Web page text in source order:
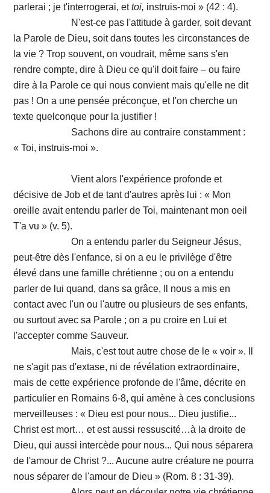
parlerai ; je t'interrogerai, ettoi, instruis-moi » (42 : 4).
N'est-ce pas l'attitude à garder, soit devant
la Parole de Dieu, soit dans toutes les circonstances de
la vie ? Trop souvent, on voudrait, même sans s'en
rendre compte, dire à Dieu ce qu'il doit faire – ou faire
dire à la Parole ce qui nous convient mais qu'elle ne dit
pas ! On a une pensée préconçue, et l'on cherche un
texte quelconque pour la justifier !
Sachons dire au contraire constamment :
« Toi, instruis-moi ».
Vient alors l'expérience profonde et
décisive de Job et de tant d'autres après lui : « Mon
oreille avait entendu parler de Toi, maintenant mon oeil
T'a vu » (v. 5).
On a entendu parler du Seigneur Jésus,
peut-être dès l'enfance, si on a eu le privilège d'être
élevé dans une famille chrétienne ; ou on a entendu
parler de lui quand, dans sa grâce, Il nous a mis en
contact avec l'un ou l'autre ou plusieurs de ses enfants,
ou surtout avec sa Parole ; on a pu croire en Lui et
l'accepter comme Sauveur.
Mais, c'est tout autre chose de le « voir ». Il
ne s'agit pas d'extase, ni de révélation extraordinaire,
mais de cette expérience profonde de l'âme, décrite en
particulier en Romains 6-8, qui amène à ces conclusions
merveilleuses : « Dieu est pour nous... Dieu justifie...
Christ est mort… et est aussi ressuscité…à la droite de
Dieu, qui aussi intercède pour nous... Qui nous séparera
de l'amour de Christ ?... Aucune autre créature ne pourra
nous séparer de l'amour de Dieu » (Rom. 8 : 31-39).